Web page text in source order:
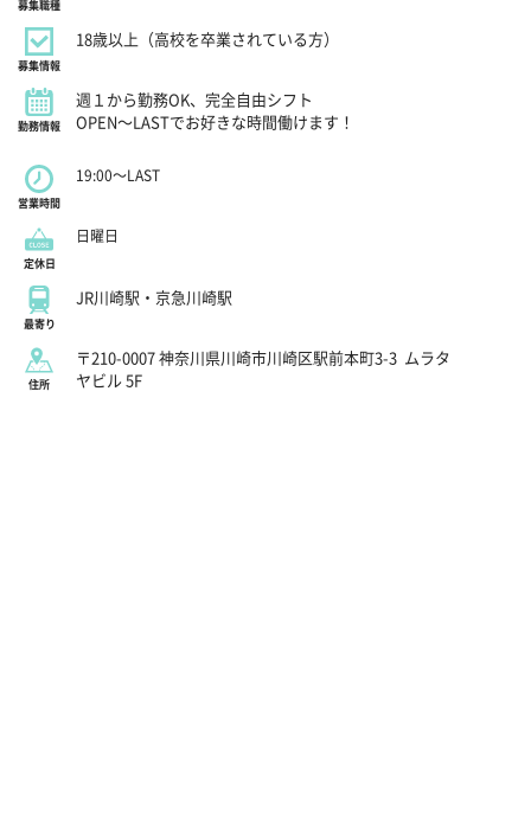
募集職種
募集情報
18歳以上（高校を卒業されている方）
勤務情報
週１から勤務OK、完全自由シフト
OPEN～LASTでお好きな時間働けます！
営業時間
19:00～LAST
定休日
日曜日
最寄り
JR川崎駅・京急川崎駅
住所
〒210-0007 神奈川県川崎市川崎区駅前本町3-3 ムラタ
ヤビル 5F